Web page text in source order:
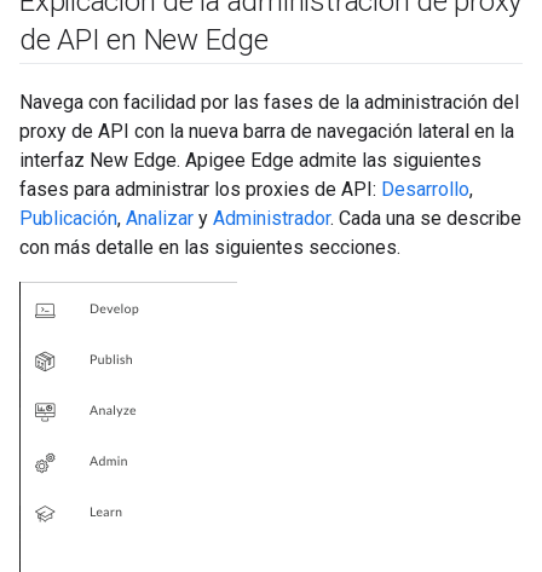
de API en New Edge
Navega con facilidad por las fases de la administración del
proxy de API con la nueva barra de navegación lateral en la
interfaz New Edge. Apigee Edge admite las siguientes
fases para administrar los proxies de API: Desarrollo,
Publicación, Analizar y Administrador. Cada una se describe
con más detalle en las siguientes secciones.